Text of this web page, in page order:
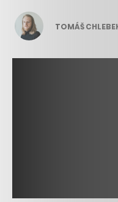
TOMÁŠ